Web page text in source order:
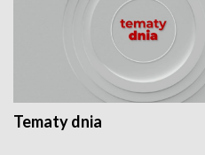
Tematy dnia